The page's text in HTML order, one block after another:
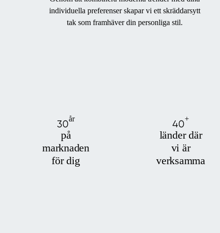
individuella preferenser skapar vi ett skräddarsytt
tak som framhäver din personliga stil.
30år
på
marknaden
för dig
40+
länder där
vi är
verksamma